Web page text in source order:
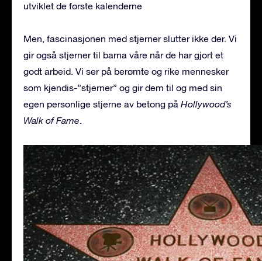
utviklet de første kalenderne
Men, fascinasjonen med stjerner slutter ikke der. Vi
gir også stjerner til barna våre når de har gjort et
godt arbeid. Vi ser på berømte og rike mennesker
som kjendis-”stjerner” og gir dem til og med sin
egen personlige stjerne av betong på Hollywood’s
Walk of Fame.